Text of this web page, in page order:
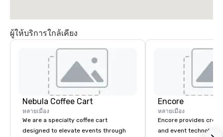
ผู้ให้บริการใกล้เคียง
Nebula Coffee Cart
หลายเมือง
We are a specialty coffee cart
designed to elevate events through
Encore
หลายเมือง
Encore provides
and event technology